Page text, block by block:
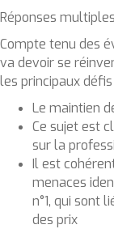
Réponses
Compte tenu des
va devoir se
les principaux
Le maintien
Ce sujet est
sur la
Il est
menaces
n°1, qui sont
des prix